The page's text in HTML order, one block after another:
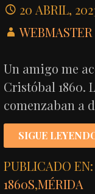
20 ABRIL,
WEBMASTER
Un amigo me
Cristóbal 1860.
comenzaban a
SIGUE
PUBLICADO
1860S,MÉRIDA